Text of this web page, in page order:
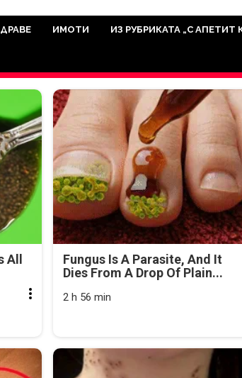
да отразява всичко
нашия сайт са от
затова държим на
ИМОТИ ИЗ РУБРИКАТА „С АПЕТИТ
Fungus Is A Parasite, And It
Dies From A Drop Of Plain...
2 h 56 min